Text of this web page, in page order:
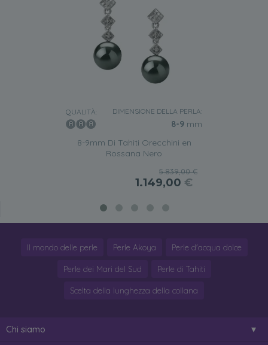
QUALITÀ: DIMENSIONE DELLA PERLA:
8-9 mm
8-9mm Di Tahiti Orecchini en
Rossana Nero
5.839,00 €
1.149,00 €
Il mondo delle perle Perle Akoya Perle d'acqua dolce
Perle dei Mari del Sud Perle di Tahiti
Scelta della lunghezza della collana
Chi siamo